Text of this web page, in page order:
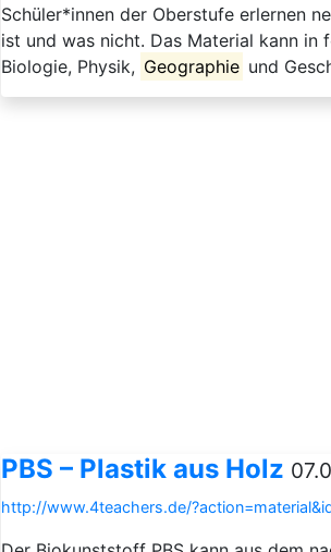
Schüler*innen der Oberstufe erlernen
ist und was nicht. Das Material kann in
Biologie, Physik, Geographie und
PBS – Plastik aus Holz
http://www.4teachers.de/